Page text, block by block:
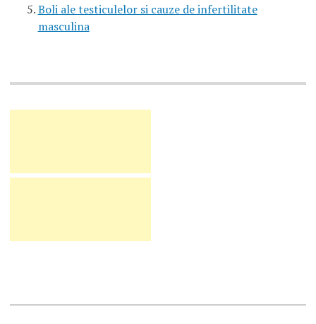
Boli ale testiculelor si cauze de infertilitate
masculina